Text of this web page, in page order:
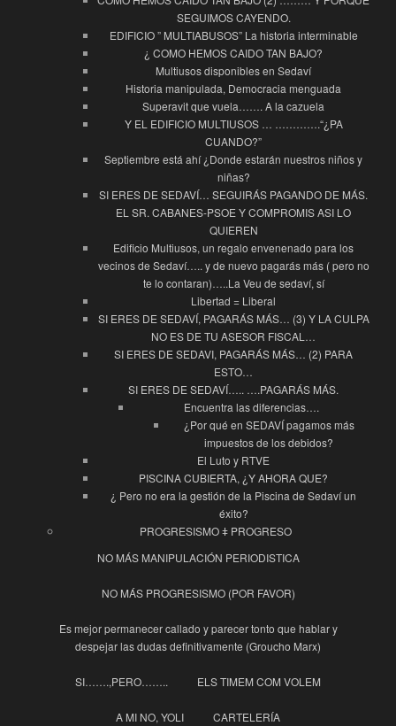
SEGUIMOS CAYENDO.
EDIFICIO ” MULTIABUSOS” La historia interminable
¿ COMO HEMOS CAIDO TAN BAJO?
Multiusos disponibles en Sedaví
Historia manipulada, Democracia menguada
Superavit que vuela……. A la cazuela
Y EL EDIFICIO MULTIUSOS … ………….“¿PA
CUANDO?”
Septiembre está ahí ¿Donde estarán nuestros niños y
niñas?
SI ERES DE SEDAVÍ… SEGUIRÁS PAGANDO DE MÁS.
EL SR. CABANES-PSOE Y COMPROMIS ASI LO
QUIEREN
Edificio Multiusos, un regalo envenenado para los
vecinos de Sedaví….. y de nuevo pagarás más ( pero no
te lo contaran)…..La Veu de sedaví, sí
Libertad = Liberal
SI ERES DE SEDAVÍ, PAGARÁS MÁS… (3) Y LA CULPA
NO ES DE TU ASESOR FISCAL…
SI ERES DE SEDAVI, PAGARÁS MÁS… (2) PARA
ESTO…
SI ERES DE SEDAVÍ….. ….PAGARÁS MÁS.
Encuentra las diferencias….
¿Por qué en SEDAVÍ pagamos más
impuestos de los debidos?
El Luto y RTVE
PISCINA CUBIERTA, ¿Y AHORA QUE?
¿ Pero no era la gestión de la Piscina de Sedaví un
éxito?
PROGRESISMO ǂ PROGRESO
NO MÁS MANIPULACIÓN PERIODISTICA
NO MÁS PROGRESISMO (POR FAVOR)
Es mejor permanecer callado y parecer tonto que hablar y
despejar las dudas definitivamente (Groucho Marx)
SI…….,PERO…….. ELS TIMEM COM VOLEM
A MI NO, YOLI CARTELERÍA